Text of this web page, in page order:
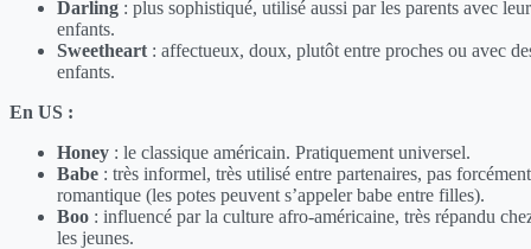
Darling : plus sophistiqué, utilisé aussi par les parents avec
enfants.
Sweetheart : affectueux, doux, plutôt entre proches ou avec
enfants.
En US :
Honey : le classique américain. Pratiquement universel.
Babe : très informel, très utilisé entre partenaires, pas forcément
romantique (les potes peuvent s’appeler babe entre filles).
Boo : influencé par la culture afro-américaine, très répandu
les jeunes.